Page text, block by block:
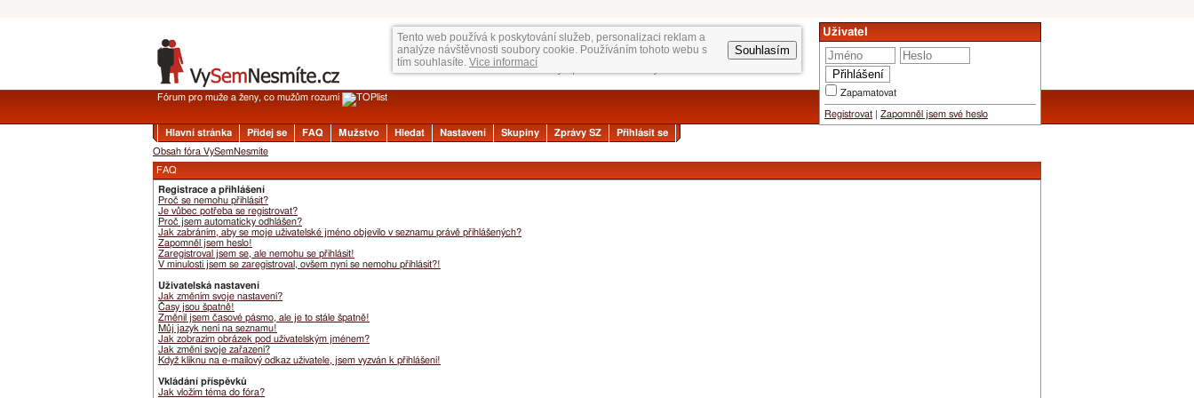
Tento web používá k poskytování služeb, personalizaci reklam a
analýze návštěvnosti soubory cookie. Používáním tohoto webu s
tím souhlasíte. Vice informací
Souhlasím
Uživatel
Zapamatovat
Registrovat Zapomněl jsem své heslo
Fórum pro muže a ženy, co mužům rozumí
Hlavní stránka Přidej se FAQ Mužstvo Hledat Nastavení Skupiny Zprávy SZ
Přihlásit se
Obsah fóra VySemNesmíte
FAQ
Registrace a přihlášení
Proč se nemohu přihlásit?
Je vůbec potřeba se registrovat?
Proč jsem automaticky odhlášen?
Jak zabráním, aby se moje uživatelské jméno objevilo v seznamu právě přihlášených?
Zapomněl jsem heslo!
Zaregistroval jsem se, ale nemohu se přihlásit!
V minulosti jsem se zaregistroval, ovšem nyní se nemohu přihlásit?!
Uživatelská nastavení
Jak změním svoje nastavení?
Časy jsou špatně!
Změnil jsem časové pásmo, ale je to stále špatně!
Můj jazyk není na seznamu!
Jak zobrazím obrázek pod uživatelským jménem?
Jak změní svoje zařazení?
Když kliknu na e-mailový odkaz uživatele, jsem vyzván k přihlášení!
Vkládání příspěvků
Jak vložím téma do fóra?